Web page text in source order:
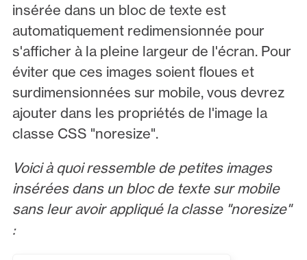
insérée dans un bloc de texte est
automatiquement redimensionnée pour
s'afficher à la pleine largeur de l'écran. Pour
éviter que ces images soient floues et
surdimensionnées sur mobile, vous devrez
ajouter dans les propriétés de l'image la
classe CSS "noresize".
Voici à quoi ressemble de petites images
insérées dans un bloc de texte sur mobile
sans leur avoir appliqué la classe "noresize"
: